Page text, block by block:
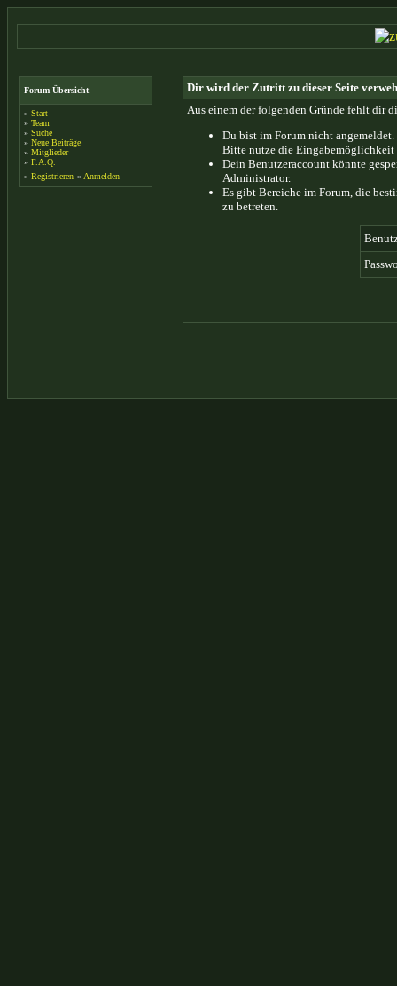
Forum-Übersicht
» Start
» Team
» Suche
» Neue Beiträge
» Mitglieder
» F.A.Q.
» Registrieren » Anmelden
Dir wird der Zutritt zu dieser Seite
Aus einem der folgenden Gründe fehlt dir
Du bist im Forum nicht
Bitte nutze die Eingabemöglichkeit
Dein Benutzeraccount könnte
Administrator.
Es gibt Bereiche im Forum, die
zu betreten.